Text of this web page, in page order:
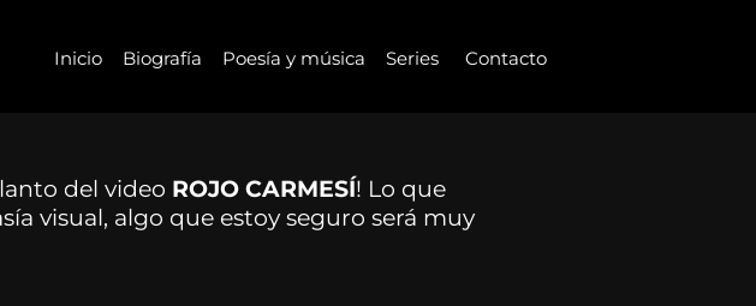
Inicio Biografía Poesía y música Series Contacto
del video ROJO CARMESÍ! Lo que
visual, algo que estoy seguro será muy